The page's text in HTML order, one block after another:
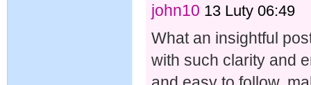
john10 13 Luty 06:49
What an insightful
with such clarity and